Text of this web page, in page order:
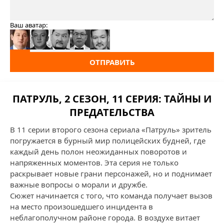
Ваш аватар:
ОТПРАВИТЬ
ПАТРУЛЬ, 2 СЕЗОН, 11 СЕРИЯ: ТАЙНЫ И
ПРЕДАТЕЛЬСТВА
В 11 серии второго сезона сериала «Патруль» зритель
погружается в бурный мир полицейских будней, где
каждый день полон неожиданных поворотов и
напряженных моментов. Эта серия не только
раскрывает новые грани персонажей, но и поднимает
важные вопросы о морали и дружбе.
Сюжет начинается с того, что команда получает вызов
на место произошедшего инцидента в
неблагополучном районе города. В воздухе витает